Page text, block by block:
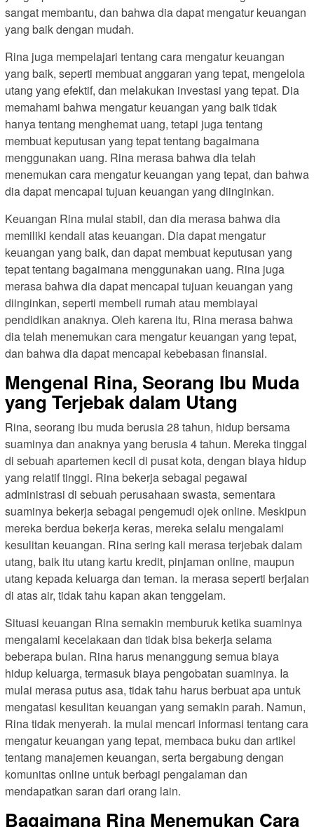
sangat membantu, dan bahwa dia dapat mengatur keuangan
yang baik dengan mudah.
Rina juga mempelajari tentang cara mengatur keuangan
yang baik, seperti membuat anggaran yang tepat, mengelola
utang yang efektif, dan melakukan investasi yang tepat. Dia
memahami bahwa mengatur keuangan yang baik tidak
hanya tentang menghemat uang, tetapi juga tentang
membuat keputusan yang tepat tentang bagaimana
menggunakan uang. Rina merasa bahwa dia telah
menemukan cara mengatur keuangan yang tepat, dan bahwa
dia dapat mencapai tujuan keuangan yang diinginkan.
Keuangan Rina mulai stabil, dan dia merasa bahwa dia
memiliki kendali atas keuangan. Dia dapat mengatur
keuangan yang baik, dan dapat membuat keputusan yang
tepat tentang bagaimana menggunakan uang. Rina juga
merasa bahwa dia dapat mencapai tujuan keuangan yang
diinginkan, seperti membeli rumah atau membiayai
pendidikan anaknya. Oleh karena itu, Rina merasa bahwa
dia telah menemukan cara mengatur keuangan yang tepat,
dan bahwa dia dapat mencapai kebebasan finansial.
Mengenal Rina, Seorang Ibu Muda
yang Terjebak dalam Utang
Rina, seorang ibu muda berusia 28 tahun, hidup bersama
suaminya dan anaknya yang berusia 4 tahun. Mereka tinggal
di sebuah apartemen kecil di pusat kota, dengan biaya hidup
yang relatif tinggi. Rina bekerja sebagai pegawai
administrasi di sebuah perusahaan swasta, sementara
suaminya bekerja sebagai pengemudi ojek online. Meskipun
mereka berdua bekerja keras, mereka selalu mengalami
kesulitan keuangan. Rina sering kali merasa terjebak dalam
utang, baik itu utang kartu kredit, pinjaman online, maupun
utang kepada keluarga dan teman. Ia merasa seperti berjalan
di atas air, tidak tahu kapan akan tenggelam.
Situasi keuangan Rina semakin memburuk ketika suaminya
mengalami kecelakaan dan tidak bisa bekerja selama
beberapa bulan. Rina harus menanggung semua biaya
hidup keluarga, termasuk biaya pengobatan suaminya. Ia
mulai merasa putus asa, tidak tahu harus berbuat apa untuk
mengatasi kesulitan keuangan yang semakin parah. Namun,
Rina tidak menyerah. Ia mulai mencari informasi tentang cara
mengatur keuangan yang tepat, membaca buku dan artikel
tentang manajemen keuangan, serta bergabung dengan
komunitas online untuk berbagi pengalaman dan
mendapatkan saran dari orang lain.
Bagaimana Rina Menemukan Cara